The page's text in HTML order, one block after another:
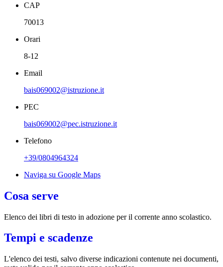
CAP
70013
Orari
8-12
Email
bais069002@istruzione.it
PEC
bais069002@pec.istruzione.it
Telefono
+39/0804964324
Naviga su Google Maps
Cosa serve
Elenco dei libri di testo in adozione per il corrente anno scolastico.
Tempi e scadenze
L'elenco dei testi, salvo diverse indicazioni contenute nei documenti,